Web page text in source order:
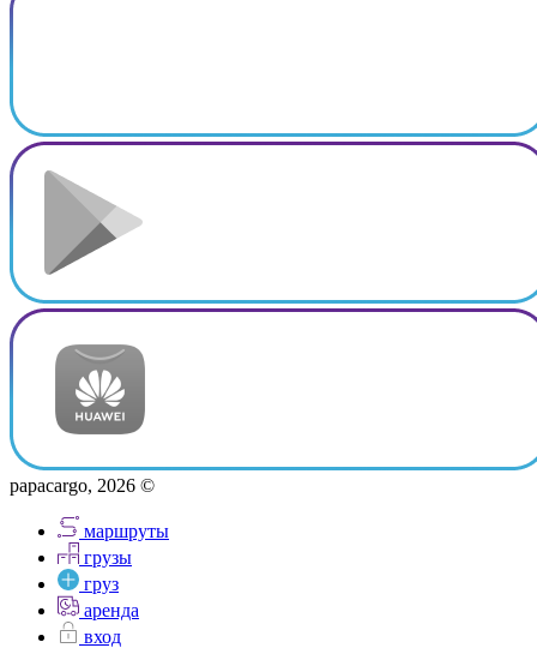
papacargo, 2026 ©
маршруты
грузы
груз
аренда
вход